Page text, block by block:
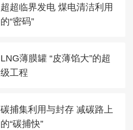
超超临界发电 煤电清洁利用
的“密码”
LNG薄膜罐 “皮薄馅大”的超
级工程
碳捕集利用与封存 减碳路上
的“碳捕快”